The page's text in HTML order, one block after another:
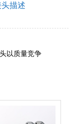
描述
以质量竞争